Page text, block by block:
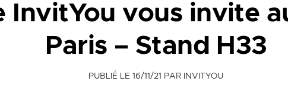
InvitYou vous invite
Paris – Stand H33
PUBLIÉ LE 16/11/21 PAR INVITYOU